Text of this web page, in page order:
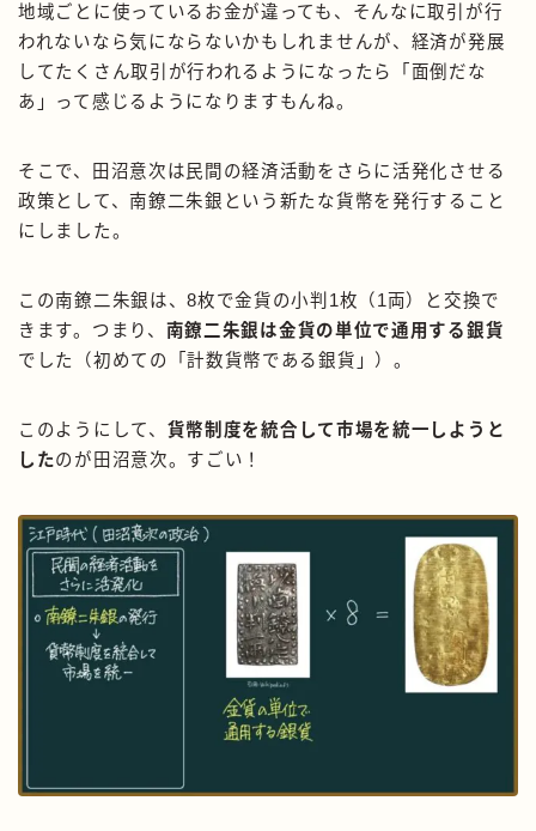
地域ごとに使っているお金が違っても、そんなに取引が行
われないなら気にならないかもしれませんが、経済が発展
してたくさん取引が行われるようになったら「面倒だな
あ」って感じるようになりますもんね。
そこで、田沼意次は民間の経済活動をさらに活発化させる
政策として、南鐐二朱銀という新たな貨幣を発行すること
にしました。
この南鐐二朱銀は、8枚で金貨の小判1枚（1両）と交換で
きます。つまり、 南鐐二朱銀は金貨の単位で通用する銀貨
でした（初めての「計数貨幣である銀貨」）。
このようにして、 貨幣制度を統合して市場を統一しようと
したのが田沼意次。すごい！